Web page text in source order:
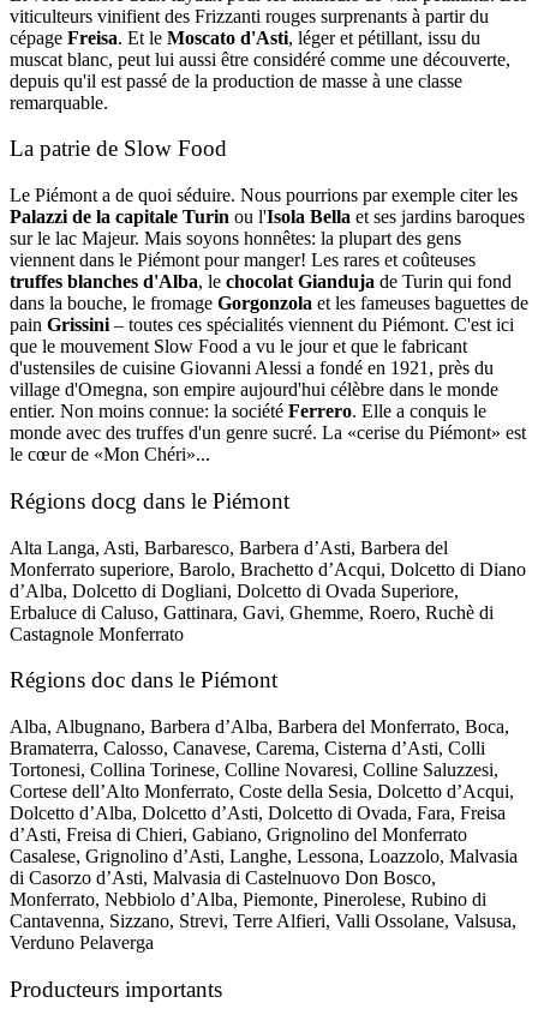
viticulteurs vinifient des Frizzanti rouges surprenants à partir du
cépage Freisa. Et le Moscato d'Asti, léger et pétillant, issu du
muscat blanc, peut lui aussi être considéré comme une découverte,
depuis qu'il est passé de la production de masse à une classe
remarquable.
La patrie de Slow Food
Le Piémont a de quoi séduire. Nous pourrions par exemple citer les
Palazzi de la capitale Turin ou l'Isola Bella et ses jardins baroques
sur le lac Majeur. Mais soyons honnêtes: la plupart des gens
viennent dans le Piémont pour manger! Les rares et coûteuses
truffes blanches d'Alba, le chocolat Gianduja de Turin qui fond
dans la bouche, le fromage Gorgonzola et les fameuses baguettes de
pain Grissini – toutes ces spécialités viennent du Piémont. C'est ici
que le mouvement Slow Food a vu le jour et que le fabricant
d'ustensiles de cuisine Giovanni Alessi a fondé en 1921, près du
village d'Omegna, son empire aujourd'hui célèbre dans le monde
entier. Non moins connue: la société Ferrero. Elle a conquis le
monde avec des truffes d'un genre sucré. La «cerise du Piémont» est
le cœur de «Mon Chéri»...
Régions docg dans le Piémont
Alta Langa, Asti, Barbaresco, Barbera d’Asti, Barbera del
Monferrato superiore, Barolo, Brachetto d’Acqui, Dolcetto di Diano
d’Alba, Dolcetto di Dogliani, Dolcetto di Ovada Superiore,
Erbaluce di Caluso, Gattinara, Gavi, Ghemme, Roero, Ruchè di
Castagnole Monferrato
Régions doc dans le Piémont
Alba, Albugnano, Barbera d’Alba, Barbera del Monferrato, Boca,
Bramaterra, Calosso, Canavese, Carema, Cisterna d’Asti, Colli
Tortonesi, Collina Torinese, Colline Novaresi, Colline Saluzzesi,
Cortese dell’Alto Monferrato, Coste della Sesia, Dolcetto d’Acqui,
Dolcetto d’Alba, Dolcetto d’Asti, Dolcetto di Ovada, Fara, Freisa
d’Asti, Freisa di Chieri, Gabiano, Grignolino del Monferrato
Casalese, Grignolino d’Asti, Langhe, Lessona, Loazzolo, Malvasia
di Casorzo d’Asti, Malvasia di Castelnuovo Don Bosco,
Monferrato, Nebbiolo d’Alba, Piemonte, Pinerolese, Rubino di
Cantavenna, Sizzano, Strevi, Terre Alfieri, Valli Ossolane, Valsusa,
Verduno Pelaverga
Producteurs importants